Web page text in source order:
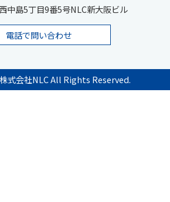
中島5丁目9番5号NLC新大阪ビル
電話で問い合わせ
式会社NLC All Rights Reserved.